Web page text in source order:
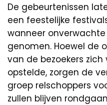
De gebeurtenissen
een feestelijke
wanneer
genomen. Hoewel de
van de bezoekers
opstelde, zorgen de
groep relschoppers
zullen blijven